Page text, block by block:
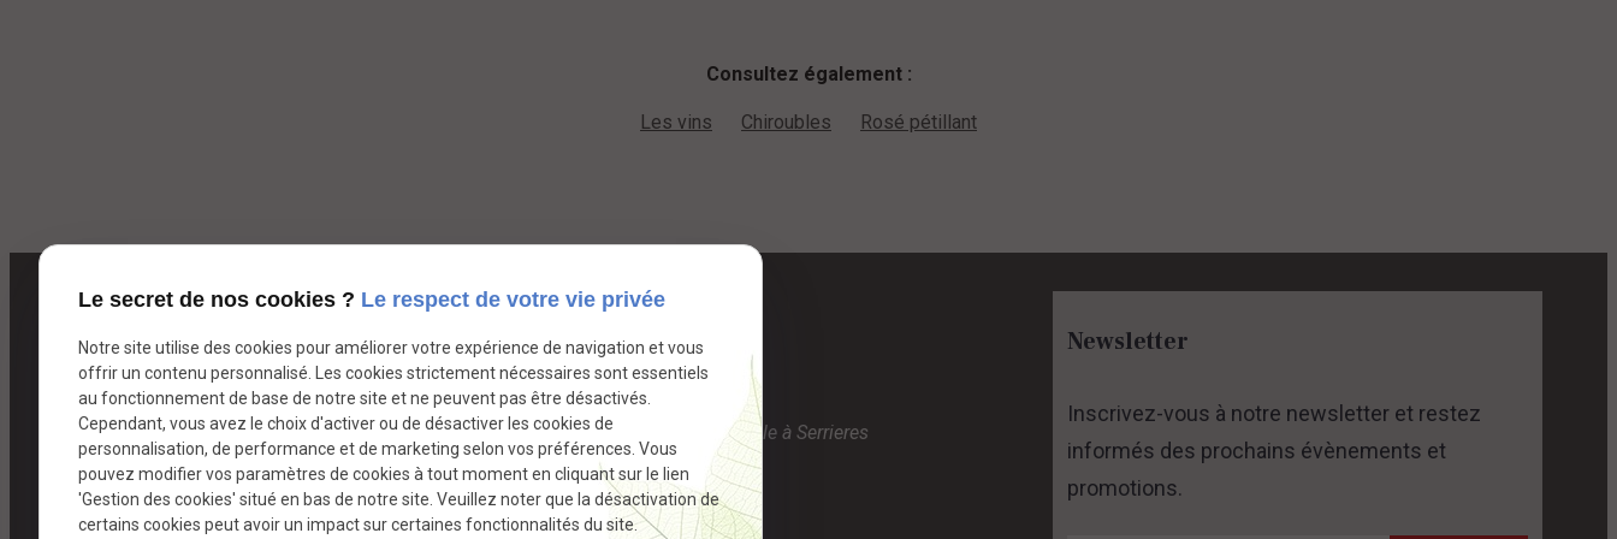
Consultez également :
Les vins Chiroubles Rosé pétillant
Contact
06.08.86.20.07
Lathuilière Lionel
760 route de la Martingale à Serrieres
69220 Cercié
Newsletter
Inscrivez-vous à notre newsletter et restez
informés des prochains évènements et
promotions.
Le secret de nos cookies ? Le respect de votre vie privée
Notre site utilise des cookies pour améliorer votre expérience de navigation et vous
offrir un contenu personnalisé. Les cookies strictement nécessaires sont essentiels
au fonctionnement de base de notre site et ne peuvent pas être désactivés.
Cependant, vous avez le choix d'activer ou de désactiver les cookies de
personnalisation, de performance et de marketing selon vos préférences. Vous
pouvez modifier vos paramètres de cookies à tout moment en cliquant sur le lien
'Gestion des cookies' situé en bas de notre site. Veuillez noter que la désactivation de
certains cookies peut avoir un impact sur certaines fonctionnalités du site.